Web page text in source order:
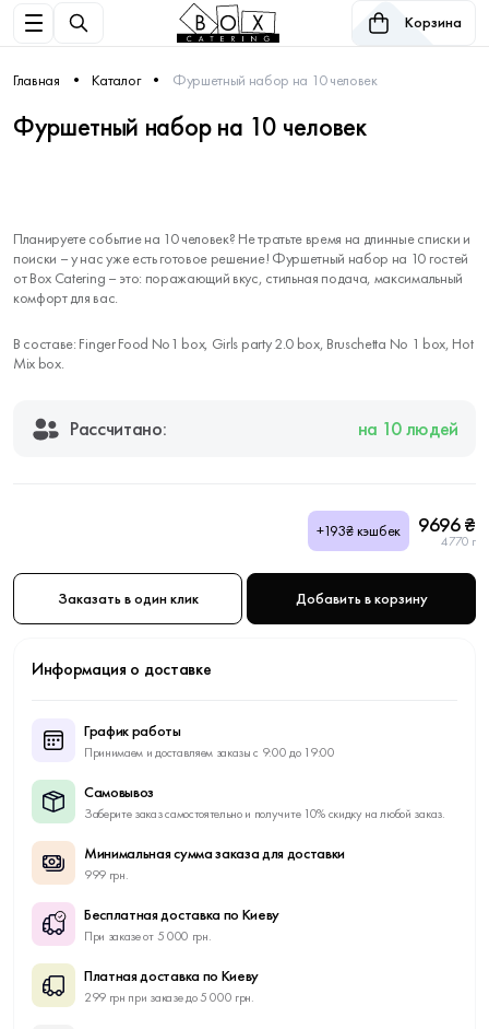
Корзина
Главная Каталог Фуршетный набор на 10 человек
Фуршетный набор на 10 человек
Планируете событие на 10 человек? Не тратьте время на длинные списки и
поиски – у нас уже есть готовое решение! Фуршетный набор на 10 гостей
от Box Catering – это: поражающий вкус, стильная подача, максимальный
комфорт для вас.
В составе: Finger Food No1 box, Girls party 2.0 box, Bruschetta No 1 box, Hot
Mix box.
Рассчитано: на 10 людей
+193₴ кэшбек 9696 ₴
4770 г
Заказать в один клик Добавить в корзину
Информация о доставке
График работы
Принимаем и доставляем заказы с 9:00 до 19:00
Самовывоз
Заберите заказ самостоятельно и получите 10% скидку на любой заказ.
Минимальная сумма заказа для доставки
999 грн.
Бесплатная доставка по Киеву
При заказе от 5 000 грн.
Платная доставка по Киеву
299 грн при заказе до 5 000 грн.